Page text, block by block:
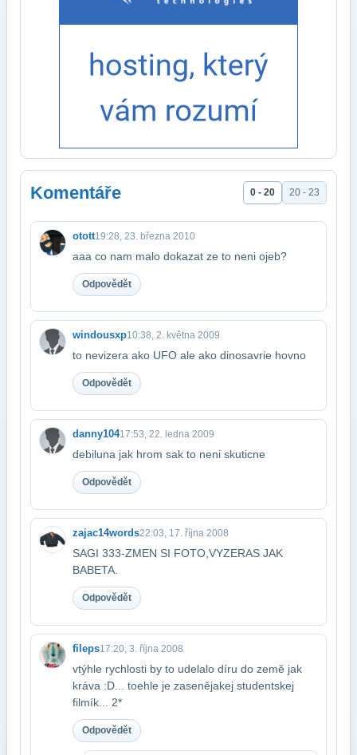
Komentáře 0 - 20 20 - 23
otott19:28, 23. března 2010
aaa co nam malo dokazat ze to neni ojeb?
Odpovědět
windousxp10:38, 2. května 2009
to nevizera ako UFO ale ako dinosavrie hovno
Odpovědět
danny10417:53, 22. ledna 2009
debiluna jak hrom sak to neni skuticne
Odpovědět
zajac14words22:03, 17. října 2008
SAGI 333-ZMEN SI FOTO,VYZERAS JAK
BABETA.
Odpovědět
fileps17:20, 3. října 2008
vtýhle rychlosti by to udelalo díru do země jak
kráva :D... toehle je zase​nějakej studentskej
filmík... 2*
Odpovědět